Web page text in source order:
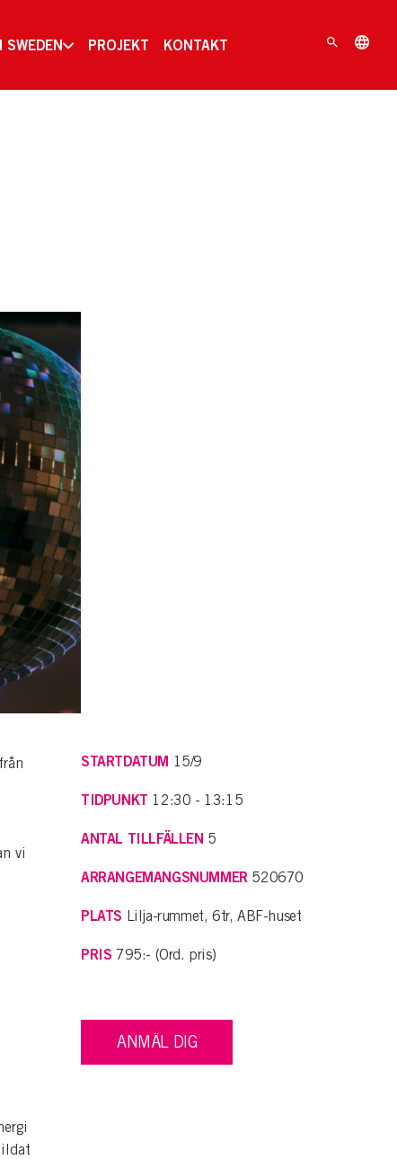
SWEDEN PROJEKT KONTAKT
vi
STARTDATUM 15/9
TIDPUNKT 12:30 - 13:15
ANTAL TILLFÄLLEN 5
ARRANGEMANGSNUMMER520670
PLATS Lilja-rummet, 6tr, ABF-huset
PRIS 795:- (Ord. pris)
ANMÄL DIG